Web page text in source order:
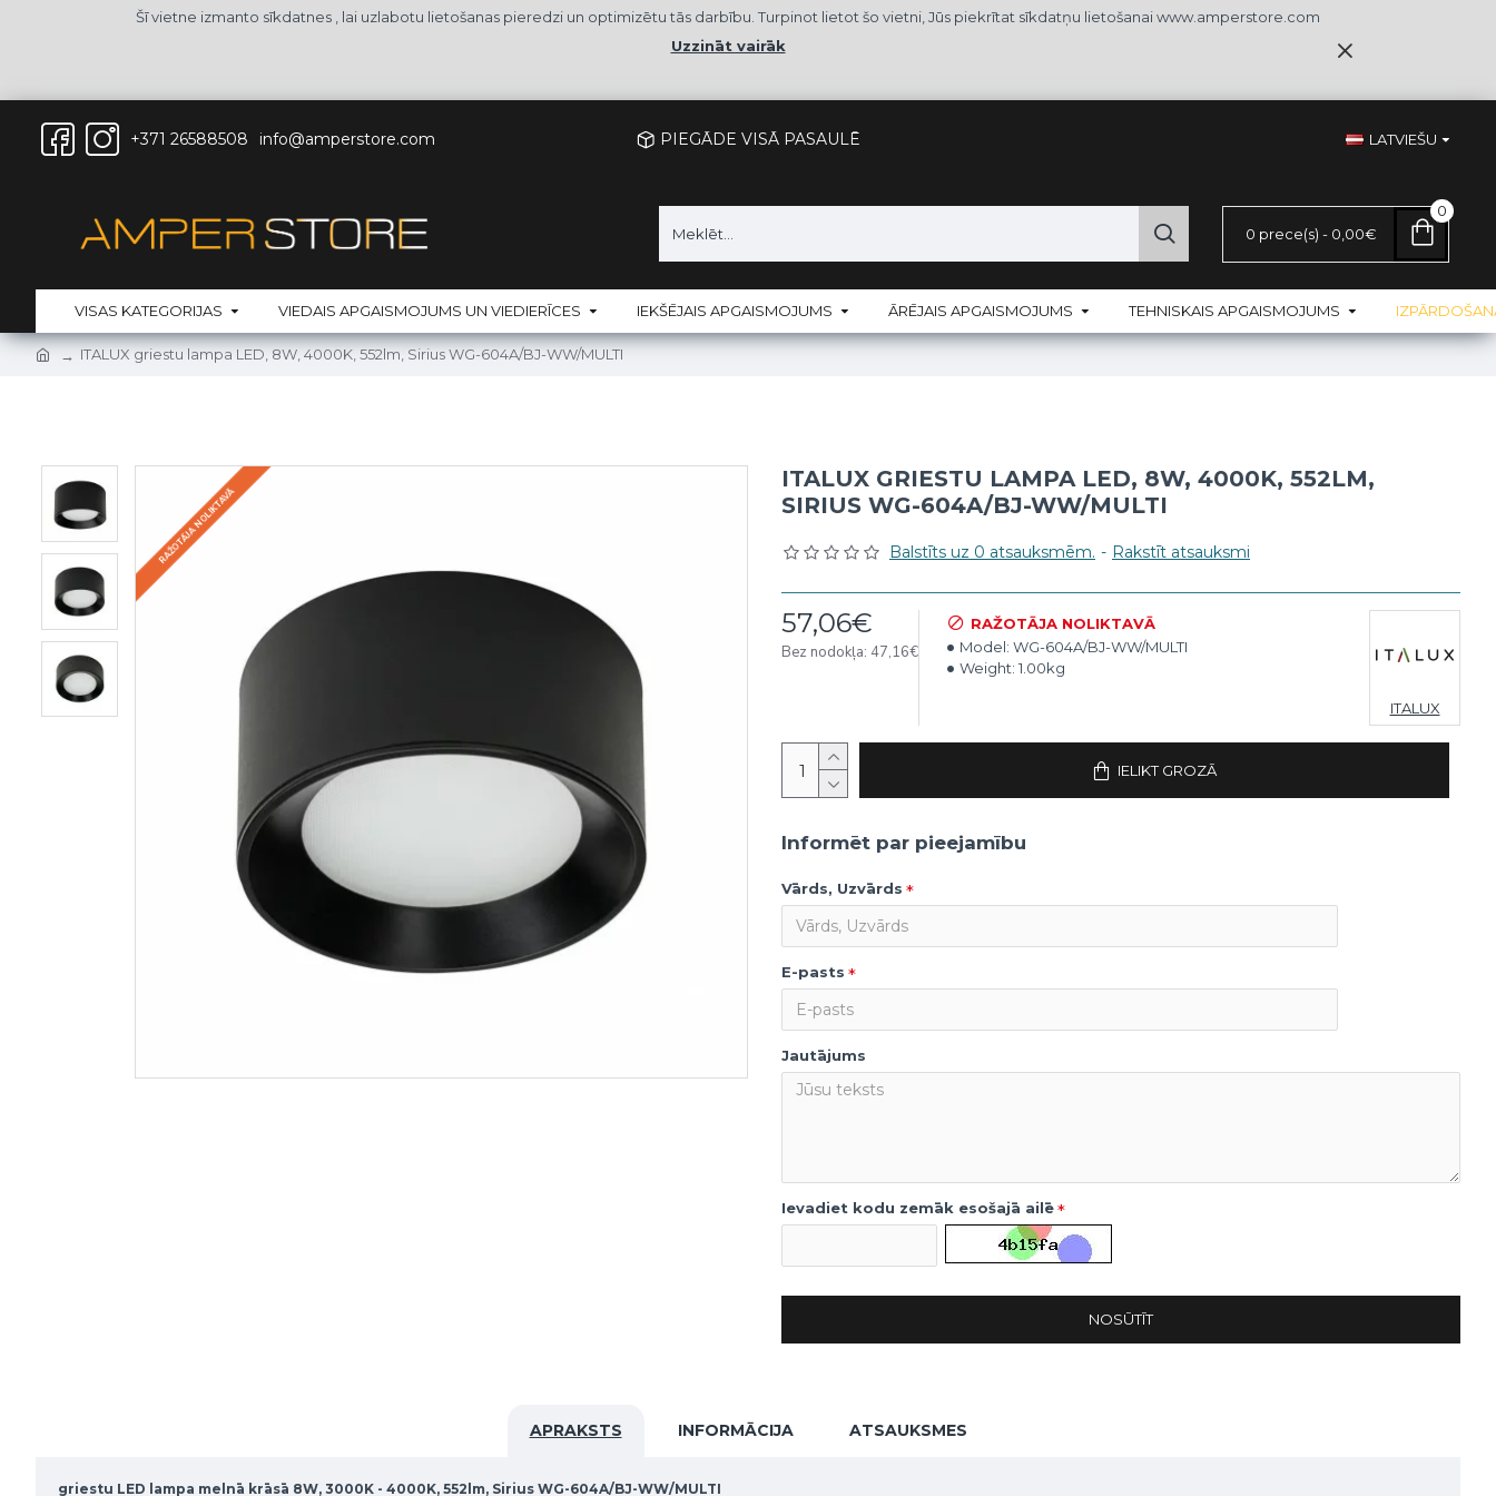
Šī vietne izmanto sīkdatnes , lai uzlabotu lietošanas pieredzi un optimizētu tās darbību. Turpinot lietot šo vietni, Jūs piekrītat sīkdatņu lietošanai www.amperstore.com
Uzzināt vairāk
+371 26588508 info@amperstore.com PIEGĀDE VISĀ PASAULĒ LATVIEŠU
0 prece(s) - 0,00€
0
VISAS KATEGORIJAS VIEDAIS APGAISMOJUMS UN VIEDIERĪCES IEKŠĒJAIS APGAISMOJUMS ĀRĒJAIS APGAISMOJUMS TEHNISKAIS APGAISMOJUMS
ITALUX griestu lampa LED, 8W, 4000K, 552lm, Sirius WG-604A/BJ-WW/MULTI
RAŽOTĀJA NOLIKTAVĀ
ITALUX GRIESTU LAMPA LED, 8W, 4000K, 552LM,
SIRIUS WG-604A/BJ-WW/MULTI
Balstīts uz 0 atsauksmēm. - Rakstīt atsauksmi
57,06€
Bez nodokļa: 47,16€
RAŽOTĀJA NOLIKTAVĀ
Model: WG-604A/BJ-WW/MULTI
Weight: 1.00kg
ITALUX
IELIKT GROZĀ
Informēt par pieejamību
Vārds, Uzvārds
E-pasts
Jautājums
Ievadiet kodu zemāk esošajā ailē
NOSŪTĪT
APRAKSTS INFORMĀCIJA ATSAUKSMES
griestu LED lampa melnā krāsā 8W, 3000K - 4000K, 552lm, Sirius WG-604A/BJ-WW/MULTI